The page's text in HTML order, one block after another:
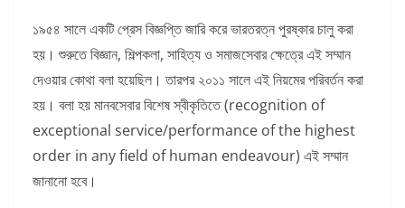
১৯৫৪ সালে একটি প্রেস বিজ্ঞপ্তি জারি করে ভারতরত্ন পুরষ্কার চালু করা
হয়। শুরুতে বিজ্ঞান, শিল্পকলা, সাহিত্য ও সমাজসেবার ক্ষেত্রে এই সম্মান
দেওয়ার কোথা বলা হয়েছিল। তারপর ২০১১ সালে এই নিয়মের পরিবর্তন করা
হয়। বলা হয় মানবসেবার বিশেষ স্বীকৃতিতে (recognition of
exceptional service/performance of the highest
order in any field of human endeavour) এই সম্মান
জানানো হবে।